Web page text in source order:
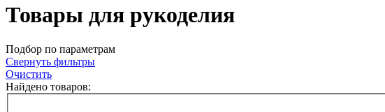
Товары для рукоделия
Подбор по параметрам
Свернуть фильтры
Очистить
Найдено товаров: